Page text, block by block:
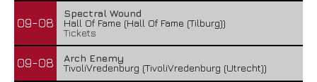
09-08
Spectral Wound
Hall Of Fame (Hall Of Fame (Tilburg))
Tickets
09-08
Arch Enemy
TivoliVredenburg (TivoliVredenburg (Utrecht))